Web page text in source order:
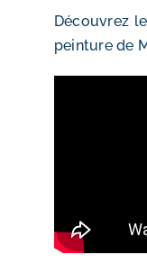
Découvrez
peinture de